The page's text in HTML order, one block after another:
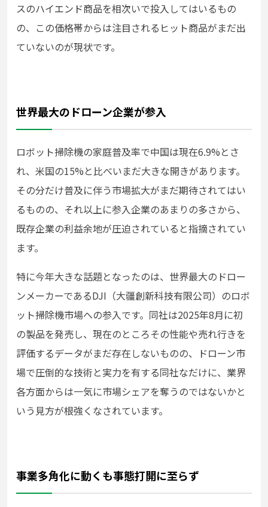
スのハイエンド商品を相次いで投入してはいるもの
の、この価格帯からは注目されるヒット商品がまだ出
ていないのが現状です。
世界最大のドローン企業が参入
ロボット掃除機の家庭普及率で中国は現在6.9%とさ
れ、米国の15%と比べいまだ大きな開きがあります。
その分だけ普及に伴う市場拡大がまだ期待されてはい
るものの、それ以上に参入企業のあまりの多さから、
既存企業の利益余地が圧迫されていると指摘されてい
ます。
特に今年大きな話題となったのは、世界最大のドロー
ンメーカーであるDJI（大疆創新科技有限公司）のロボ
ット掃除機市場への参入です。同社は2025年8月に初
の製品を発売し、現在のところその性能や売れ行きを
評価するデータがまだ存在しないものの、ドローン市
場で圧倒的な技術と実力を有する同社なだけに、業界
各方面からは一気に市場シェアを奪うのではないかと
いう見方が根強くなされています。
事業多角化に動くも事態打開に至らず